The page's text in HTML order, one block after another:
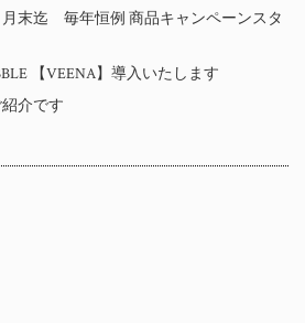
月末迄 毎年恒例 商品キャンペーンスタ
【VEENA】導入いたします
介です